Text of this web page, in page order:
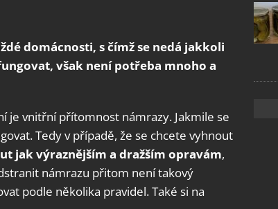
domácnosti, s čímž se nedá jakkoli
však není potřeba mnoho a
je vnitřní přítomnost námrazy. Jakmile se
Tedy v případě, že se chcete vyhnout
jak výraznějším a dražším opravám,
námrazu přitom není takový
podle několika pravidel. Také si na